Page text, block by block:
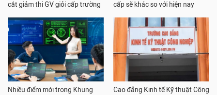
cắt giảm thi GV giỏi cấp trường
cấp sẽ khác so với hiện nay
Nhiều điểm mới trong Khung
Cao đẳng Kinh tế Kỹ thuật Công